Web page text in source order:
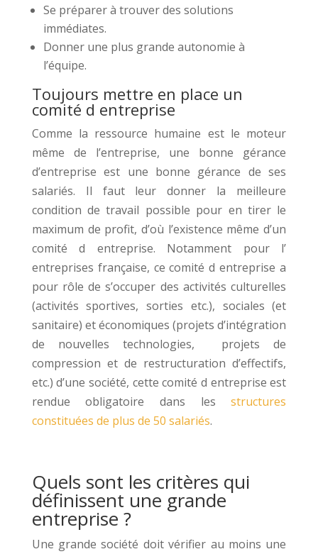
Se préparer à trouver des solutions
immédiates.
Donner une plus grande autonomie à
l’équipe.
Toujours mettre en place un
comité d entreprise
Comme la ressource humaine est le moteur
même de l’entreprise, une bonne gérance
d’entreprise est une bonne gérance de ses
salariés. Il faut leur donner la meilleure
condition de travail possible pour en tirer le
maximum de profit, d’où l’existence même d’un
comité d entreprise. Notamment pour l’
entreprises française, ce comité d entreprise a
pour rôle de s’occuper des activités culturelles
(activités sportives, sorties etc.), sociales (et
sanitaire) et économiques (projets d’intégration
de nouvelles technologies, projets de
compression et de restructuration d’effectifs,
etc.) d’une société, cette comité d entreprise est
rendue obligatoire dans lesstructures
constituées de plus de 50 salariés.
Quels sont les critères qui
définissent une grande
entreprise ?
Une grande société doit vérifier au moins une